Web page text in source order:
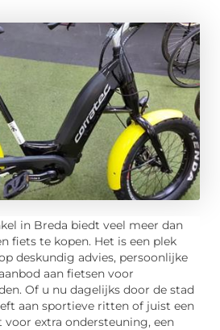
in Breda biedt veel meer dan
fiets te kopen. Het is een plek
deskundig advies, persoonlijke
aan fietsen voor
Of u nu dagelijks door de stad
aan sportieve ritten of juist een
voor extra ondersteuning, een